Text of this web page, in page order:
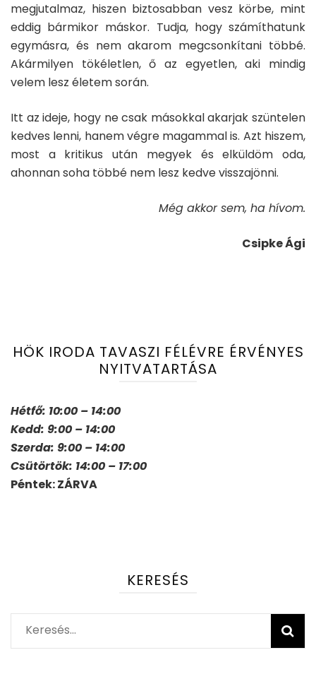
megjutalmaz, hiszen biztosabban vesz körbe, mint
eddig bármikor máskor. Tudja, hogy számíthatunk
egymásra, és nem akarom megcsonkítani többé.
Akármilyen tökéletlen, ő az egyetlen, aki mindig
velem lesz életem során.
Itt az ideje, hogy ne csak másokkal akarjak szüntelen
kedves lenni, hanem végre magammal is. Azt hiszem,
most a kritikus után megyek és elküldöm oda,
ahonnan soha többé nem lesz kedve visszajönni.
Még akkor sem, ha hívom.
Csipke Ági
HÖK IRODA TAVASZI FÉLÉVRE ÉRVÉNYES
NYITVATARTÁSA
Hétfő: 10:00 – 14:00
Kedd: 9:00 – 14:00
Szerda: 9:00 – 14:00
Csütörtök: 14:00 – 17:00
Péntek: ZÁRVA
KERESÉS
Keresés: